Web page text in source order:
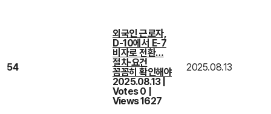
54
외국인 근로자,
D-10에서 E-7
비자로 전환…
절차·요건
꼼꼼히 확인해야
2025.08.13
Votes 0
Views 1627
2025.08.13